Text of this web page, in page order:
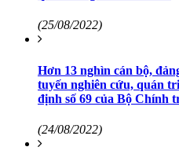
(25/08/2022)
Hơn 13 nghìn cán bộ,
tuyến nghiên cứu, quán
định số 69 của Bộ Chính
(24/08/2022)